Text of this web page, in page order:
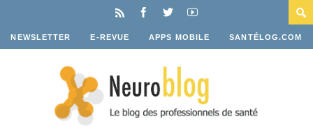
NEWSLETTER E-REVUE APPS MOBILE SANTÉLOG.COM